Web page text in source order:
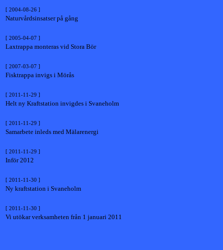
[ 2004-08-26 ]
Naturvårdsinsatser på gång
[ 2005-04-07 ]
Laxtrappa monteras vid Stora Bör
[ 2007-03-07 ]
Fisktrappa invigs i Mörås
[ 2011-11-29 ]
Helt ny Kraftstation invigdes i Svaneholm
[ 2011-11-29 ]
Samarbete inleds med Mälarenergi
[ 2011-11-29 ]
Inför 2012
[ 2011-11-30 ]
Ny kraftstation i Svaneholm
[ 2011-11-30 ]
Vi utökar verksamheten från 1 januari 2011